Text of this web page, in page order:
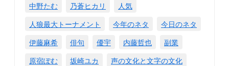
中野たむ
乃蒼ヒカリ
人気
人狼最大トーナメント
今年のネタ
今日のネタ
伊藤麻希
俳句 優宇 内藤哲也
副業
原宿ぽむ
坂崎ユカ
声の文化と文字の文化